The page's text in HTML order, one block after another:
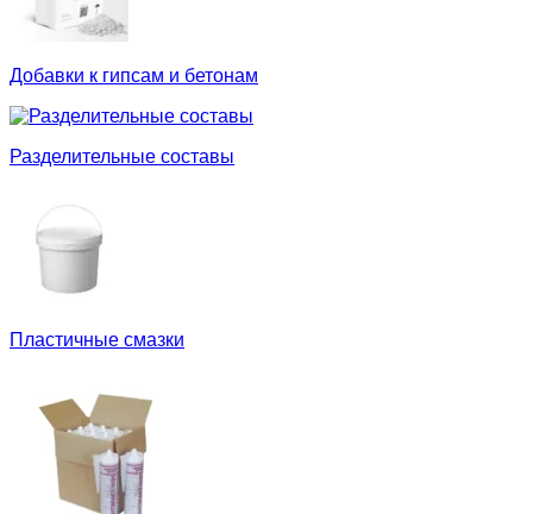
Добавки к гипсам и бетонам
Разделительные составы
Пластичные смазки